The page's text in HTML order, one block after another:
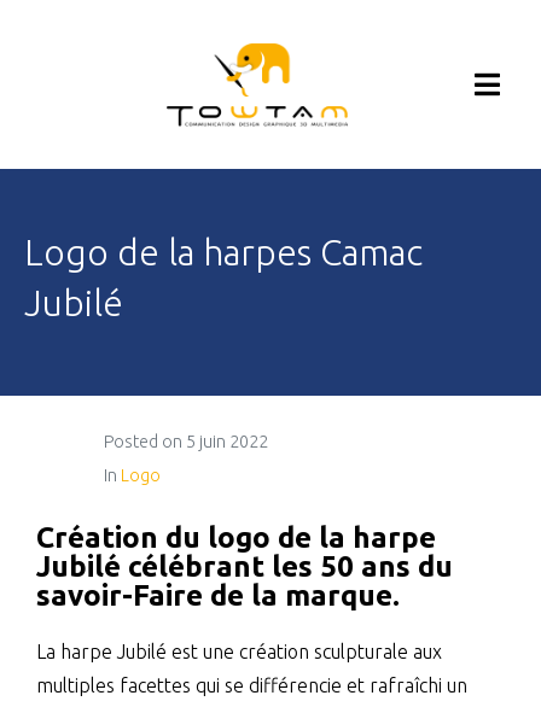
Logo de la harpes Camac
Jubilé
Posted on 5 juin 2022
In Logo
Création du logo de la harpe
Jubilé célébrant les 50 ans du
savoir-Faire de la marque.
La harpe Jubilé est une création sculpturale aux
multiples facettes qui se différencie et rafraîchi un